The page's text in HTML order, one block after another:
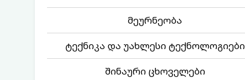
მეურნეობა
ტექნიკა და უახლესი ტექნოლოგიები
შინაური ცხოველები